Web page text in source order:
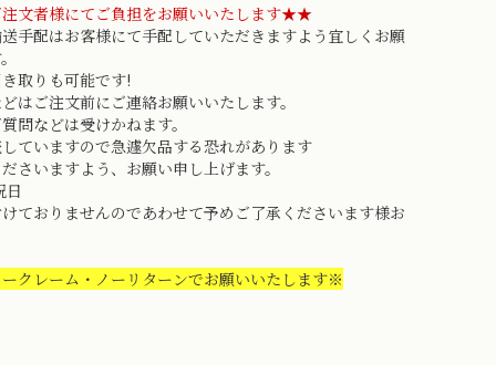
文者様にてご負担をお願いいたします★★
送手配はお客様にて手配していただきますよう宜しくお願
取りも可能です!
はご注文前にご連絡お願いいたします。
問などは受けかねます。
していますので急遽欠品する恐れがあります
さいますよう、お願い申し上げます。
日
けておりませんのであわせて予めご了承くださいます様お
クレーム・ノーリターンでお願いいたします※